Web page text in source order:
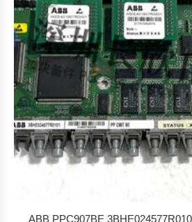
ABB PPC907BE